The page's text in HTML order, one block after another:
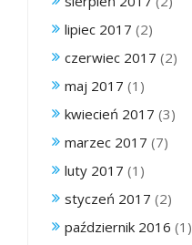
lipiec 2017 (2)
czerwiec 2017 (2)
maj 2017 (1)
kwiecień 2017 (3)
marzec 2017 (7)
luty 2017 (1)
styczeń 2017 (2)
październik 2016 (1)